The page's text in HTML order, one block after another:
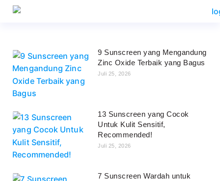
9 Sunscreen yang Mengandung
Zinc Oxide Terbaik yang Bagus
Juli 25, 2026
13 Sunscreen yang Cocok
Untuk Kulit Sensitif,
Recommended!
Juli 25, 2026
7 Sunscreen Wardah untuk